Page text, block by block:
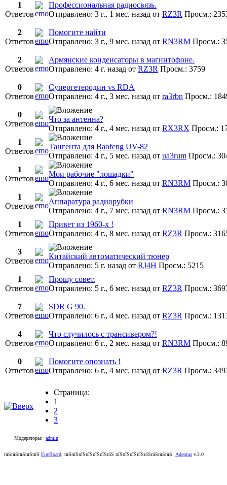
1
Ответов
Профессиональная радиосвязь.
Отправлено: 3 г., 1 мес. назад от RZ3R Просм.:
2
Ответов
Помогите найти
Отправлено: 3 г., 9 мес. назад от RN3RM Просм.:
2
Ответов
Армянские конденсаторы в магнитофоне.
Отправлено: 4 г. назад от RZ3R Просм.: 3759
0
Ответов
Супергетеродин vs RDA
Отправлено: 4 г., 3 мес. назад от ra3rbn Просм.:
0
Ответов
Что за антенна?
Отправлено: 4 г., 4 мес. назад от RX3RX Просм.:
1
Ответов
Тангента для Baofeng UV-82
Отправлено: 4 г., 5 мес. назад от ua3rum Просм.:
1
Ответов
Мои рабочие "лошадки"
Отправлено: 4 г., 6 мес. назад от RN3RM Просм.:
1
Ответов
Аппаратура радиорубки
Отправлено: 4 г., 7 мес. назад от RN3RM Просм.:
1
Ответов
Привет из 1960-х !
Отправлено: 4 г., 8 мес. назад от RZ3R Просм.:
3
Ответов
Китайский автоматический тюнер
Отправлено: 5 г. назад от RJ4H Просм.: 5215
1
Ответов
Прошу совет.
Отправлено: 5 г., 6 мес. назад от RZ3R Просм.:
7
Ответов
SDR G 90.
Отправлено: 6 г., 4 мес. назад от RZ3R Просм.:
4
Ответов
Что случилось с трансивером?!
Отправлено: 6 г., 2 мес. назад от RN3RM Просм.:
0
Ответов
Помогите опознать !
Отправлено: 6 г., 4 мес. назад от RZ3R Просм.:
Страница:
1
2
3
Модераторы: admin
пїЅпїЅпїЅпїЅпїЅ FireBoard пїЅпїЅпїЅпїЅпїЅпїЅпїЅ пїЅпїЅпїЅпїЅпїЅпїЅпїЅпїЅ: Adeptus v.2.0